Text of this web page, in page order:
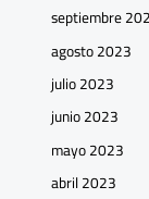
septiembre
agosto 2023
julio 2023
junio 2023
mayo 2023
abril 2023